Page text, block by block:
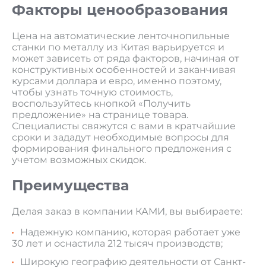
Факторы ценообразования
Цена на автоматические ленточнопильные
станки по металлу из Китая варьируется и
может зависеть от ряда факторов, начиная от
конструктивных особенностей и заканчивая
курсами доллара и евро, именно поэтому,
чтобы узнать точную стоимость,
воспользуйтесь кнопкой «Получить
предложение» на странице товара.
Специалисты свяжутся с вами в кратчайшие
сроки и зададут необходимые вопросы для
формирования финального предложения с
учетом возможных скидок.
Преимущества
Делая заказ в компании КАМИ, вы выбираете:
Надежную компанию, которая работает уже
30 лет и оснастила 212 тысяч производств;
Широкую географию деятельности от Санкт-